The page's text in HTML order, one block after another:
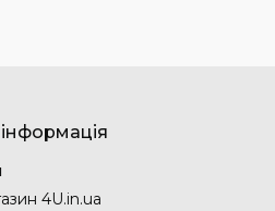
4U.in.ua